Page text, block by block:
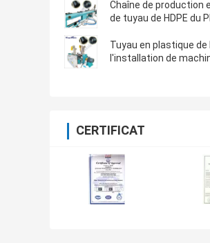
Chaîne de production
de tuyau de HDPE du
Tuyau en plastique
l'installation de
CERTIFICAT